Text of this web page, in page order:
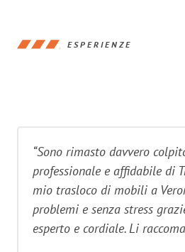
ESPERIENZE
“Sono rimasto davvero
professionale e affidabile di
mio trasloco di mobili a
problemi e senza stress
esperto e cordiale. Li